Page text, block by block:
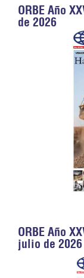
ORBE Año
de 2026
ORBE Año
julio de 2026